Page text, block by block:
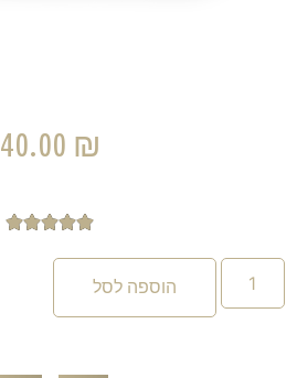
40.00 ₪





הוספה לסל